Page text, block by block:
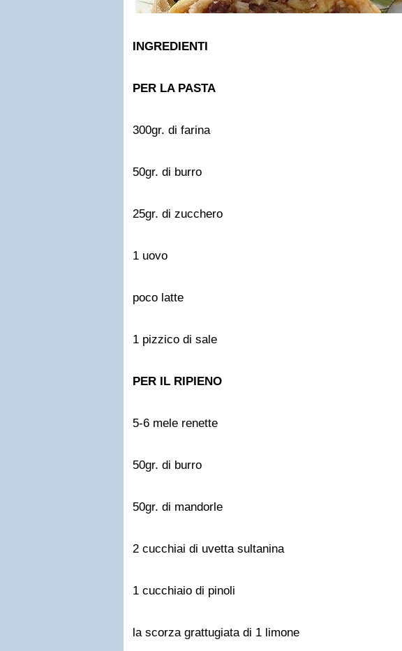
INGREDIENTI
PER LA PASTA
300gr. di farina
50gr. di burro
25gr. di zucchero
1 uovo
poco latte
1 pizzico di sale
PER IL RIPIENO
5-6 mele renette
50gr. di burro
50gr. di mandorle
2 cucchiai di uvetta sultanina
1 cucchiaio di pinoli
la scorza grattugiata di 1 limone